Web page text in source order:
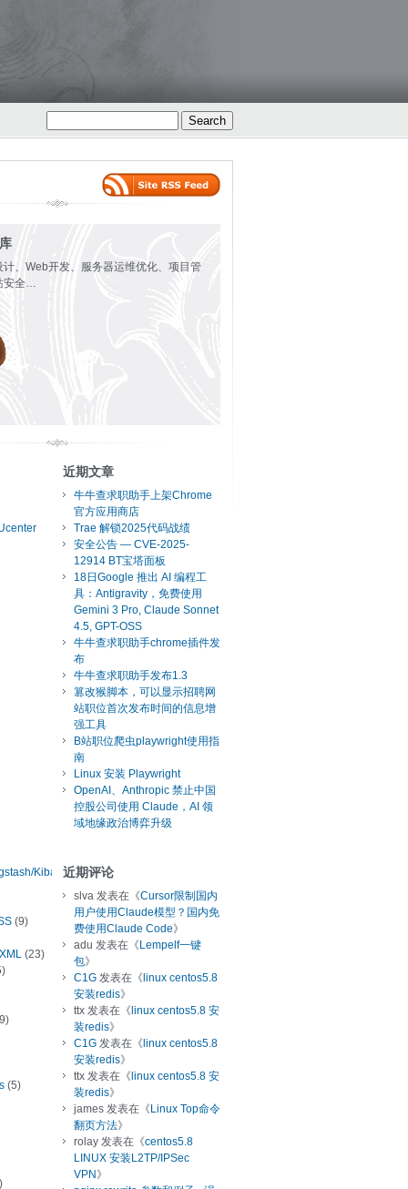
、Web开发、服务器运维优化、项目管
安全…
Kibana
(9)
(23)
(5)
近期文章
牛牛查求职助手上架Chrome
官方应用商店
Trae 解锁2025代码战绩
安全公告 — CVE-2025-
12914 BT宝塔面板
18日Google 推出 AI 编程工
具：Antigravity，免费使用
Gemini 3 Pro, Claude Sonnet
4.5, GPT-OSS
牛牛查求职助手chrome插件发
布
牛牛查求职助手发布1.3
篡改猴脚本，可以显示招聘网
站职位首次发布时间的信息增
强工具
B站职位爬虫playwright使用指
南
Linux 安装 Playwright
OpenAI、Anthropic 禁止中国
控股公司使用 Claude，AI 领
域地缘政治博弈升级
近期评论
slva 发表在《Cursor限制国内
用户使用Claude模型？国内免
费使用Claude Code》
adu 发表在《 Lempelf一键
包》
C1G 发表在《 linux centos5.8
安装redis》
ttx 发表在《 linux centos5.8 安
装redis》
C1G 发表在《 linux centos5.8
安装redis》
ttx 发表在《 linux centos5.8 安
装redis》
james 发表在《 Linux Top命令
翻页方法》
rolay 发表在《centos5.8
LINUX 安装L2TP/IPSec
VPN 》